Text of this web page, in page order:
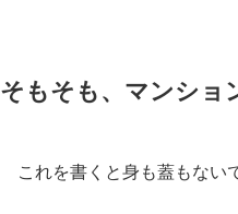
そもそも、マンショ
これを書くと身も蓋もない